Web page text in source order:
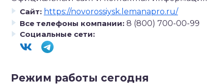
Сайт: https://novorossiysk.lemanapro.ru/
Все телефоны компании: 8 (800) 700-00-99
Социальные сети:
Режим работы сегодня